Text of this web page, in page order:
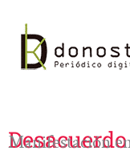
contenido
Desacuerdo
Manifestación